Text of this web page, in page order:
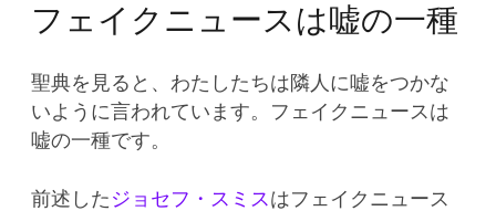
フェイクニュースは嘘の一種
聖典を見ると、わたしたちは隣人に嘘をつかな
いように言われています。フェイクニュースは
嘘の一種です。
前述した ジョセフ・スミス はフェイクニュース